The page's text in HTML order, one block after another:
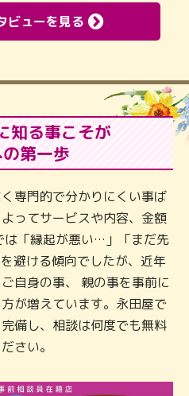
ビューを見る
知る事こそが
第一歩
専門的で分かりにくい事ば
ってサービスや内容、金額
は「縁起が悪い…」「まだ先
避ける傾向でしたが、近年
自身の事、 親の事を事前に
が増えています。永田屋で
備し、相談は何度でも無料
さい。